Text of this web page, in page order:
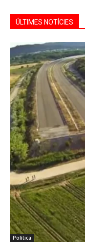
ÚLTIMES NOTÍCIES
Política